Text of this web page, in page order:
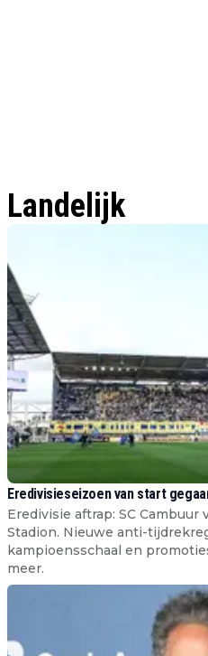
Landelijk
Eredivisieseizoen van start
Eredivisie aftrap: SC Cambuur
Stadion. Nieuwe anti-
kampioensschaal en
meer.